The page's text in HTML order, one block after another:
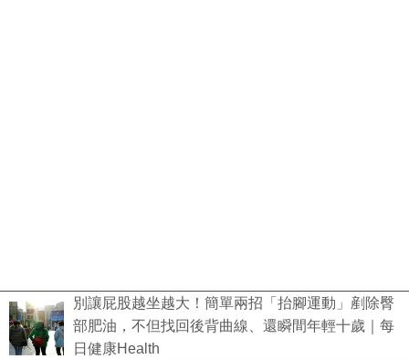
別讓屁股越坐越大！簡單兩招「抬腳運動」剷除臀
部肥油，不但找回後背曲線、還瞬間年輕十歲｜每
日健康Health